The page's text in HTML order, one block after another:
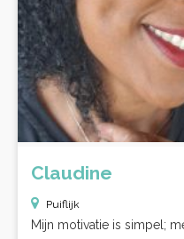
Claudine
Puiflijk
Mijn motivatie is simpel;